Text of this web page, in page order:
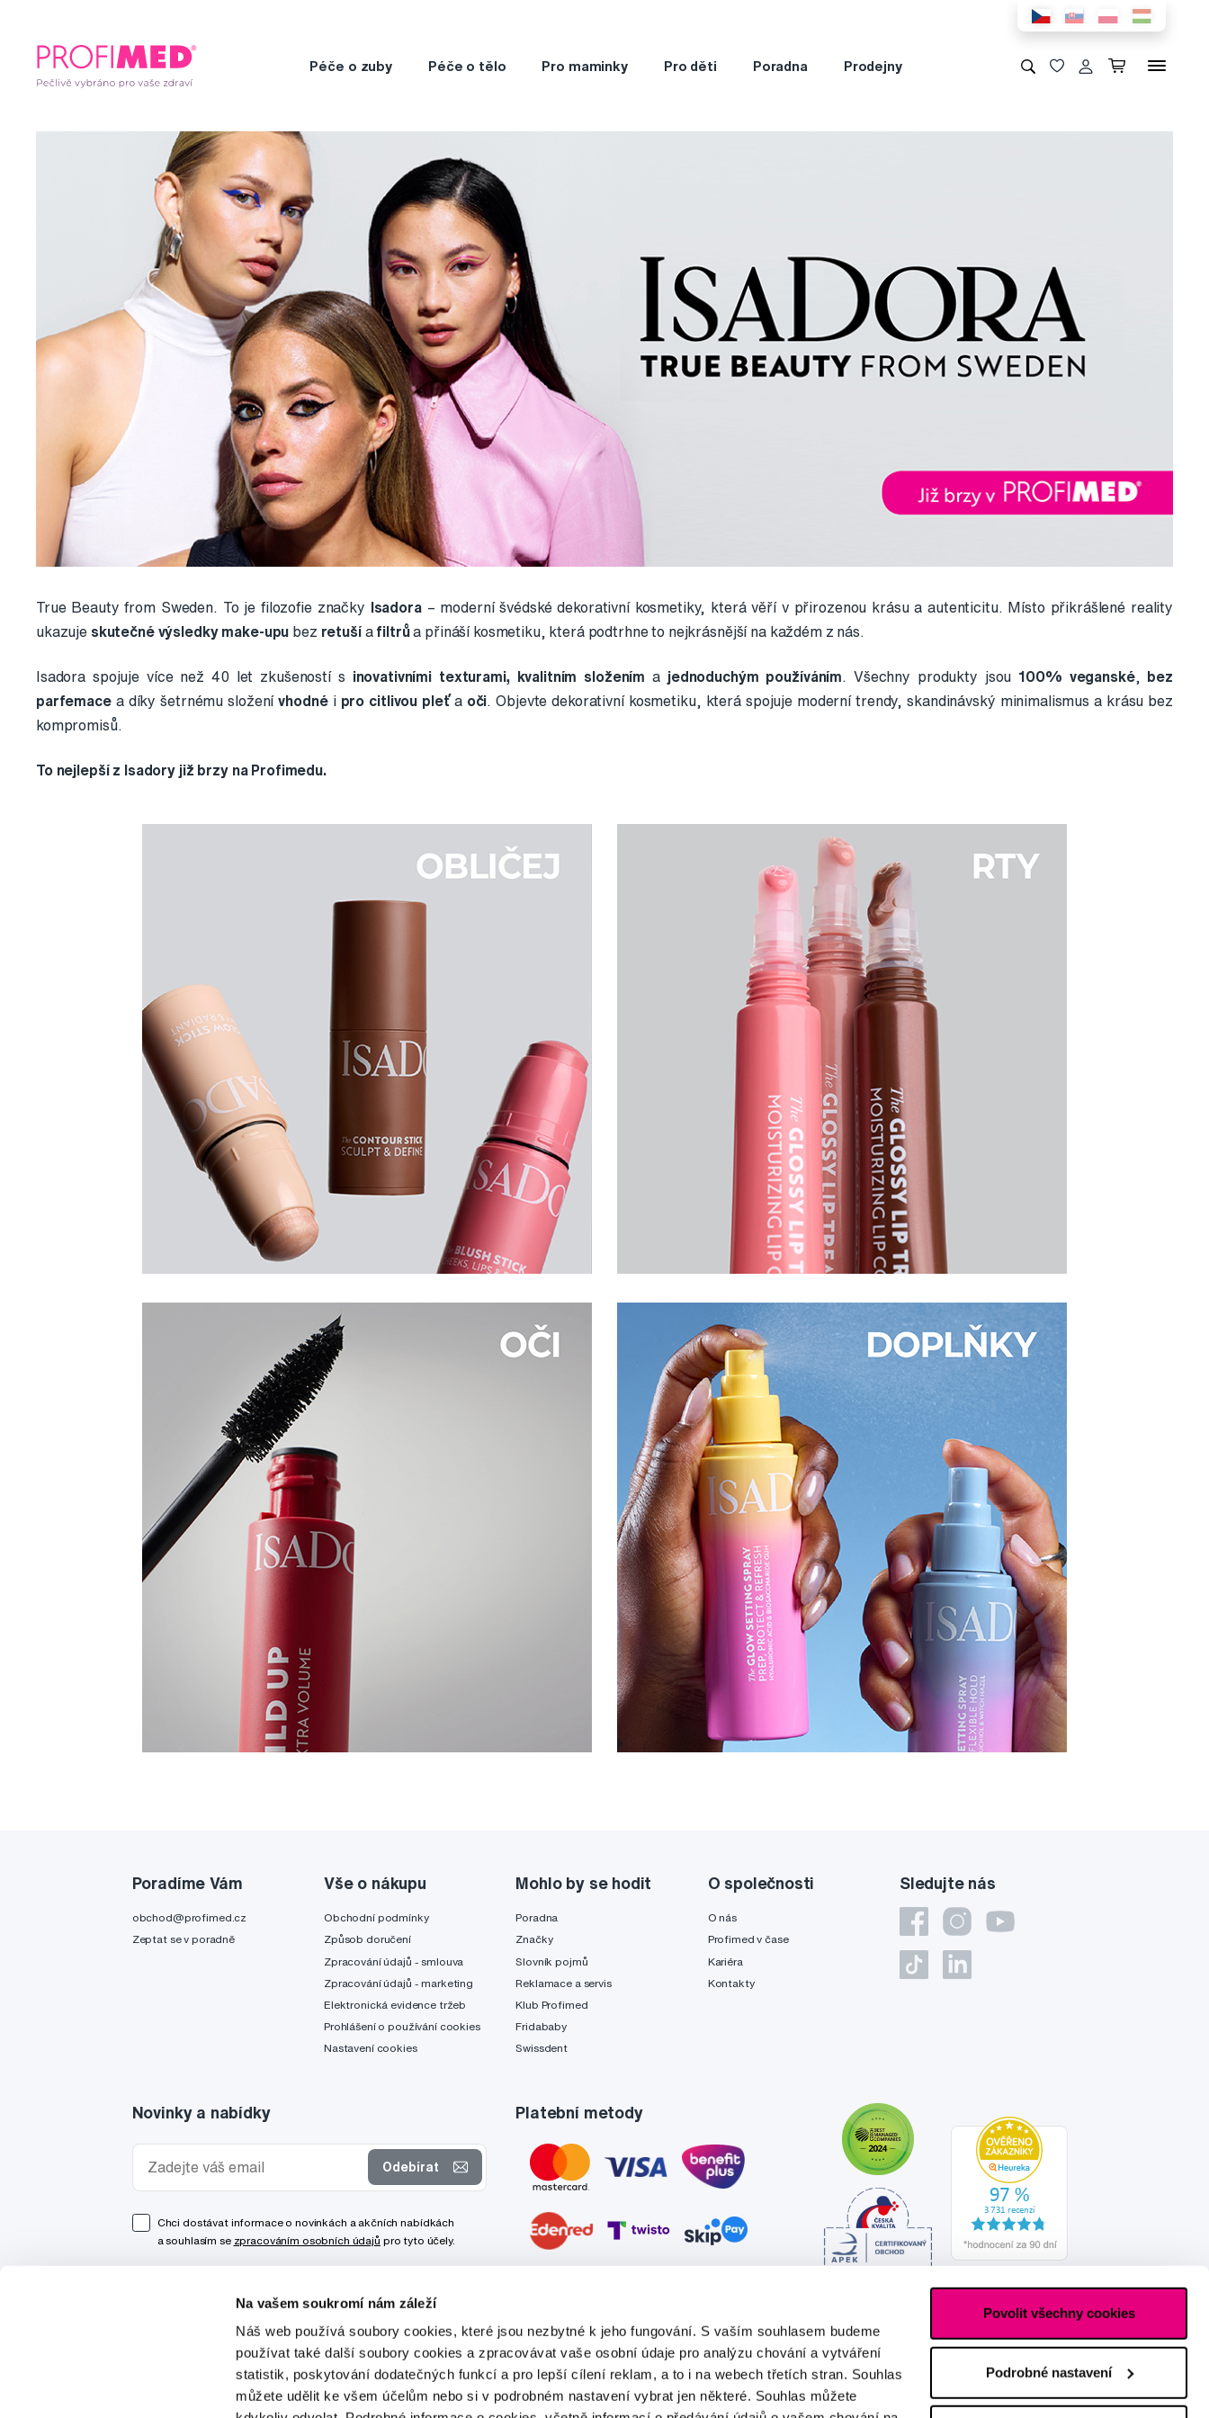
Na vašem soukromí nám záleží
Náš web používá soubory cookies, které jsou nezbytné k jeho fungování. S vaším souhlasem budeme
používat také další soubory cookies a zpracovávat vaše osobní údaje pro analýzu chování a vytváření
statistik, poskytování dodatečných funkcí a pro lepší cílení reklam, a to i na webech třetích stran. Souhlas
můžete udělit ke všem účelům nebo si v podrobném nastavení vybrat jen některé. Souhlas můžete
Povolit všechny cookies
Podrobné nastavení
Péče o zuby Péče o tělo Pro maminky Pro děti Poradna Prodejny
True Beauty from Sweden. To je filozofie značky Isadora – moderní švédské dekorativní kosmetiky, která věří v přirozenou krásu a autenticitu. Místo přikrášlené reality
ukazuje skutečné výsledky make-upu bez retuší a filtrůa přináší kosmetiku, která podtrhne to nejkrásnější na každém z nás.
Isadora spojuje více než 40 let zkušeností s inovativními texturami, kvalitním složením a jednoduchým používáním. Všechny produkty jsou 100% veganské,
bez
parfemace a díky šetrnému složenívhodné i pro citlivou pleťa oči. Objevte dekorativní kosmetiku, která spojuje moderní trendy, skandinávský minimalismus a krásu bez
kompromisů.
To nejlepší z Isadory již brzy na Profimedu.
Sledujte nás
Poradíme Vám
obchod@profimed.cz
Zeptat se v poradně
Vše o nákupu
Obchodní podmínky
Způsob doručení
Zpracování údajů - smlouva
Zpracování údajů - marketing
Elektronická evidence tržeb
Prohlášení o používání cookies
Nastavení cookies
Mohlo by se hodit
Poradna
Značky
Slovník pojmů
Reklamace a servis
Klub Profimed
Fridababy
Swissdent
O společnosti
O nás
Profimed v čase
Kariéra
Kontakty
Novinky a nabídky
Odebírat
Chci dostávat informace o novinkách a akčních nabídkách
a souhlasím se zpracováním osobních údajů pro tyto účely.
Platební metody